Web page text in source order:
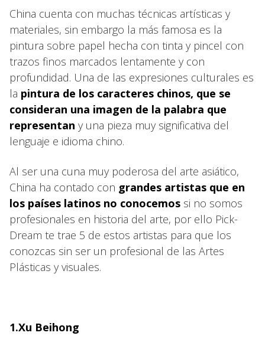
China cuenta con muchas técnicas artísticas y
materiales, sin embargo la más famosa es la
pintura sobre papel hecha con tinta y pincel con
trazos finos marcados lentamente y con
profundidad. Una de las expresiones culturales es
la pintura de los caracteres chinos, que se
consideran una imagen de la palabra que
representan y una pieza muy significativa del
lenguaje e idioma chino.
Al ser una cuna muy poderosa del arte asiático,
China ha contado con grandes artistas que en
los países latinos no conocemos si no somos
profesionales en historia del arte, por ello Pick-
Dream te trae 5 de estos artistas para que los
conozcas sin ser un profesional de las Artes
Plásticas y visuales.
1.Xu Beihong